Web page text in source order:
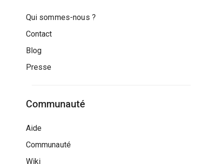
Qui sommes-nous ?
Contact
Blog
Presse
Communauté
Aide
Communauté
Wiki